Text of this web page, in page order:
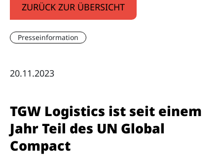
ZURÜCK ZUR ÜBERSICHT
Presseinformation
20.11.2023
TGW Logistics ist seit einem
Jahr Teil des UN Global
Compact